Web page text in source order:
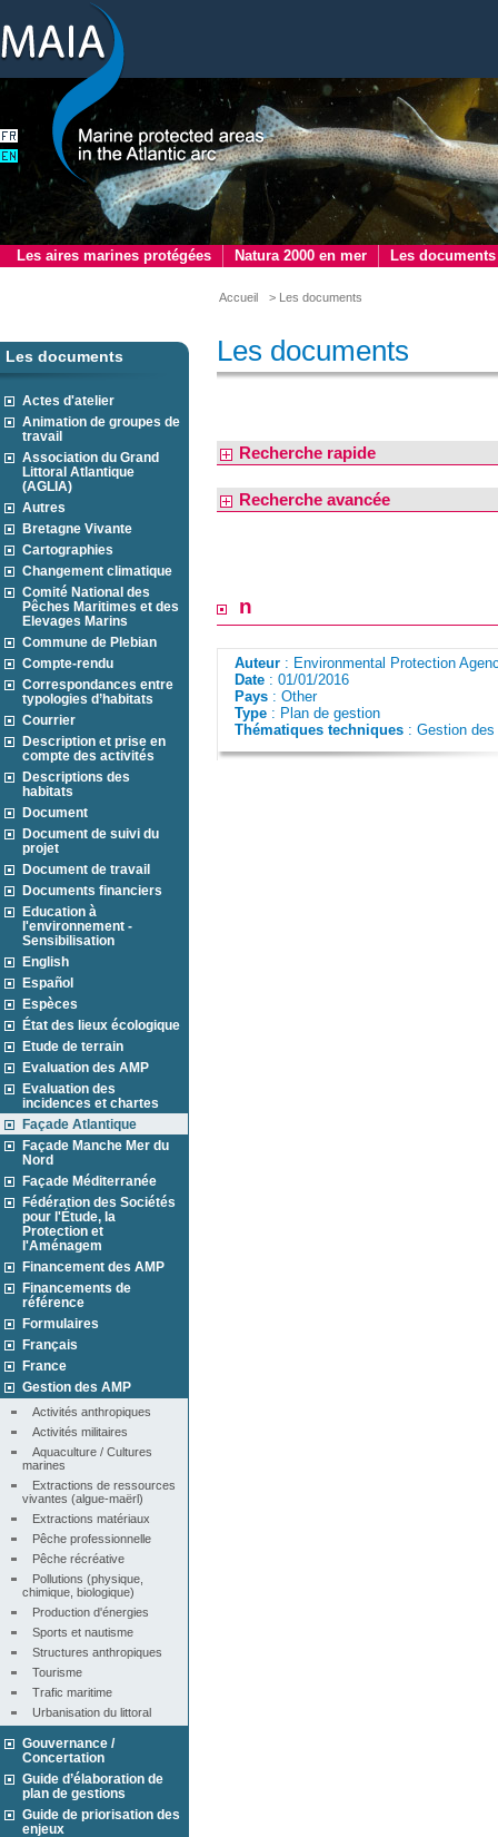
Les aires marines protégées Natura 2000 en mer Les documents
Accueil > Les documents
Les documents
Actes d'atelier
Animation de groupes de
travail
Association du Grand
Littoral Atlantique
(AGLIA)
Autres
Bretagne Vivante
Cartographies
Changement climatique
Comité National des
Pêches Maritimes et des
Elevages Marins
Commune de Plebian
Compte-rendu
Correspondances entre
typologies d’habitats
Courrier
Description et prise en
compte des activités
Descriptions des
habitats
Document
Document de suivi du
projet
Document de travail
Documents financiers
Education à
l'environnement -
Sensibilisation
English
Español
Espèces
État des lieux écologique
Etude de terrain
Evaluation des AMP
Evaluation des
incidences et chartes
Façade Atlantique
Façade Manche Mer du
Nord
Façade Méditerranée
Fédération des Sociétés
pour l'Étude, la
Protection et
l'Aménagem
Financement des AMP
Financements de
référence
Formulaires
Français
France
Gestion des AMP
Activités anthropiques
Activités militaires
Aquaculture / Cultures
marines
Extractions de ressources
vivantes (algue-maërl)
Extractions matériaux
Pêche professionnelle
Pêche récréative
Pollutions (physique,
chimique, biologique)
Production d'énergies
Sports et nautisme
Structures anthropiques
Tourisme
Trafic maritime
Urbanisation du littoral
Gouvernance /
Concertation
Guide d’élaboration de
plan de gestions
Guide de priorisation des
enjeux
Les documents
Recherche rapide
Recherche avancée
n
Auteur : Environmental Protection
Date : 01/01/2016
Pays : Other
Type : Plan de gestion
Thématiques techniques : Gestion des